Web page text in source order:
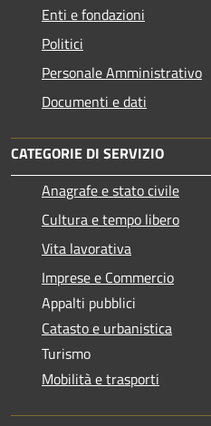
Enti e fondazioni
Politici
Personale Amministrativo
Documenti e dati
CATEGORIE DI SERVIZIO
Anagrafe e stato civile
Cultura e tempo libero
Vita lavorativa
Imprese e Commercio
Appalti pubblici
Catasto e urbanistica
Turismo
Mobilità e trasporti